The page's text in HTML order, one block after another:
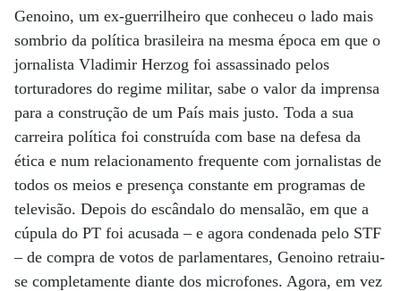
Genoino, um ex-guerrilheiro que conheceu o lado mais
sombrio da política brasileira na mesma época em que o
jornalista Vladimir Herzog foi assassinado pelos
torturadores do regime militar, sabe o valor da imprensa
para a construção de um País mais justo. Toda a sua
carreira política foi construída com base na defesa da
ética e num relacionamento frequente com jornalistas de
todos os meios e presença constante em programas de
televisão. Depois do escândalo do mensalão, em que a
cúpula do PT foi acusada – e agora condenada pelo STF
– de compra de votos de parlamentares, Genoino retraiu-
se completamente diante dos microfones. Agora, em vez